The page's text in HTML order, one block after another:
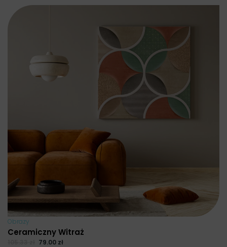
Obrazy
Ceramiczny Witraż
79.00 zł